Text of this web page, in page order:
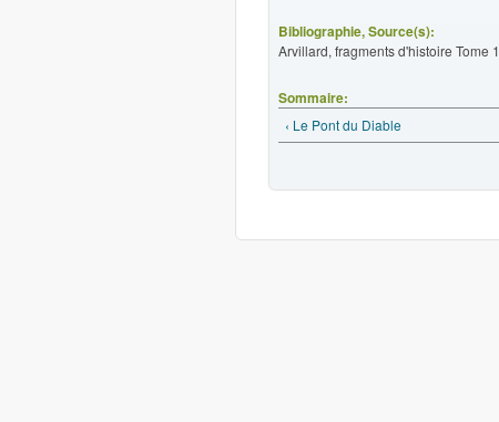
Bibliographie, Source(s):
Arvillard, fragments d'histoire Tome 1
Sommaire:
‹ Le Pont du Diable